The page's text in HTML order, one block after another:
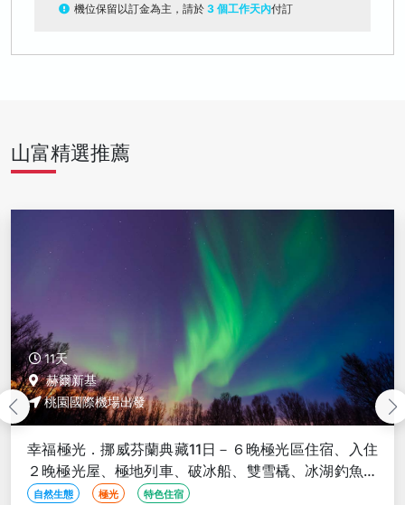
機位保留以訂金為主，請於 3 個工作天內付訂
山富精選推薦
、入住
釣魚、
赫爾新基
桃園國際機場出發
芬蘭極光．羅弗敦仙境12日－極光區６晚、
晚、漁屋１晚、極地列車、破冰船、生態體驗
馴鹿雪橇、聖誕老人村
自然生態 極光